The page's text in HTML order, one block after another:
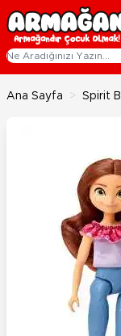
İçeriğe geç
Ana Sayfa > Spirit